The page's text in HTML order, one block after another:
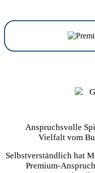
Anspruchsvolle
Vielfalt vom
Selbstverständlich hat
Premium-